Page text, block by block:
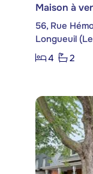
Maison à
56, Rue
Longueuil
4
2